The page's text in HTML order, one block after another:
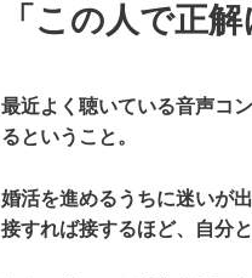
「この人で正
最近よく聴いている音声コ
るということ。
婚活を進めるうちに迷いが
接すれば接するほど、自分